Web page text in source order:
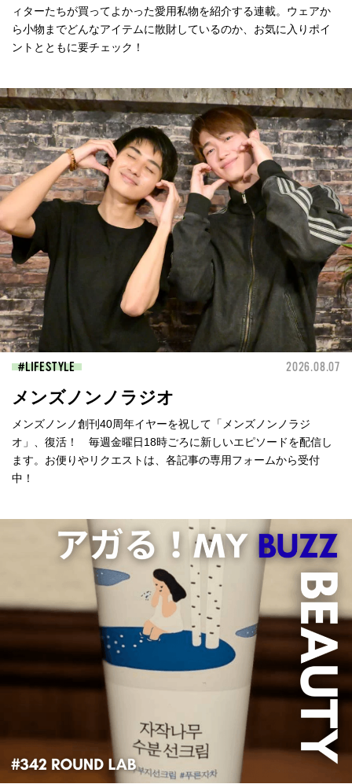
ィターたちが買ってよかった愛用私物を紹介する連載。ウェアか
ら小物までどんなアイテムに散財しているのか、お気に入りポイ
ントとともに要チェック！
LIFESTYLE 2026.08.07
メンズノンノラジオ
メンズノンノ創刊40周年イヤーを祝して「メンズノンノラジ
オ」、復活！ 毎週金曜日18時ごろに新しいエピソードを配信し
ます。お便りやリクエストは、各記事の専用フォームから受付
中！